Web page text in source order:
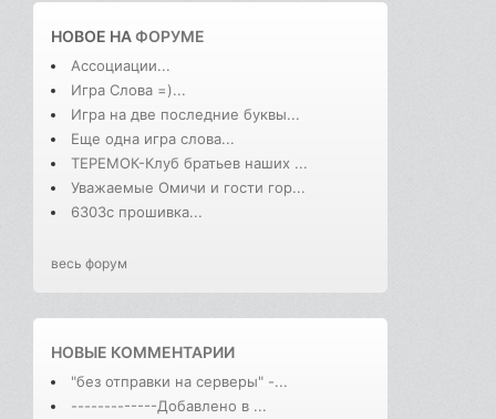
НОВОЕ НАФОРУМЕ
Ассоциации...
Игра Слова =)...
Игра на две последние буквы...
Еще одна игра слова...
ТЕРЕМОК-Клуб братьев наших ...
Уважаемые Омичи и гости гор...
6303с прошивка...
весь форум
НОВЫЕ КОММЕНТАРИИ
"без отправки на серверы" -...
-------------Добавлено в ...